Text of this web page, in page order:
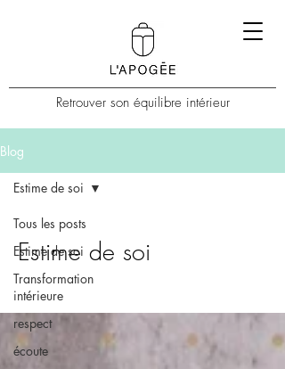
Retrouver son équilibre intérieur
Blog
Tous les posts
Estime de soi
Transformation
intérieure
respect
écoute
Estime de soi
Estime de soi